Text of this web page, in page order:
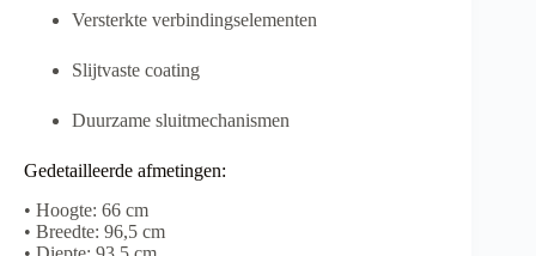
Versterkte verbindingselementen
Slijtvaste coating
Duurzame sluitmechanismen
Gedetailleerde afmetingen:
• Hoogte: 66 cm
• Breedte: 96,5 cm